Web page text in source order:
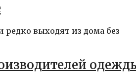
выходят из дома без